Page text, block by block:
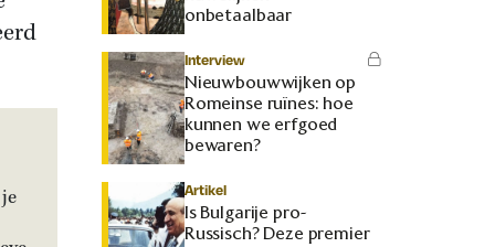
onbetaalbaar
Interview
Nieuwbouwwijken op
Romeinse ruïnes: hoe
kunnen we erfgoed
bewaren?
Artikel
Is Bulgarije pro-
Russisch? Deze premier